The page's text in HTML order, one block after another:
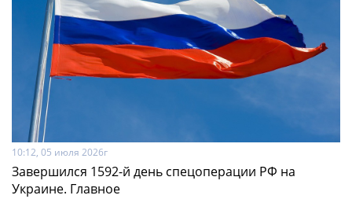
10:12, 05 июля 2026г
Завершился 1592-й день спецоперации РФ на
Украине. Главное